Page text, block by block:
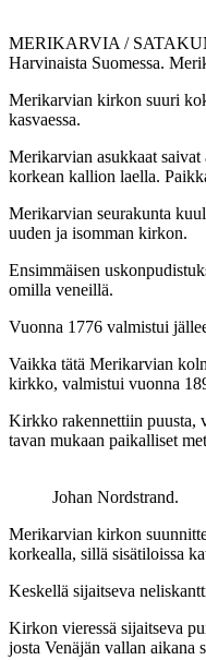
MERIKARVIA /
Harvinaista Suomessa.
Merikarvian kirkon suuri
kasvaessa.
Merikarvian asukkaat
korkean kallion laella.
Merikarvian seurakunta
uuden ja isomman kirkon.
Ensimmäisen
omilla veneillä.
Vuonna 1776 valmistui
Vaikka tätä Merikarvian
kirkko, valmistui vuonna
Kirkko rakennettiin puusta,
tavan mukaan paikalliset
Johan Nordstrand.
Merikarvian kirkon
korkealla, sillä sisätiloissa
Keskellä sijaitseva
Kirkon vieressä sijaitseva
josta Venäjän vallan aikana